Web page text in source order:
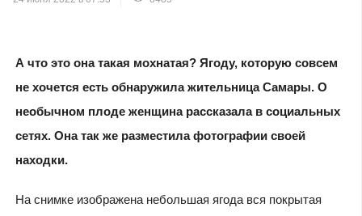
А что это она такая мохнатая? Ягоду, которую совсем
не хочется есть обнаружила жительница Самары. О
необычном плоде женщина рассказала в социальных
сетях. Она так же разместила фотографии своей
находки.
На снимке изображена небольшая ягода вся покрытая